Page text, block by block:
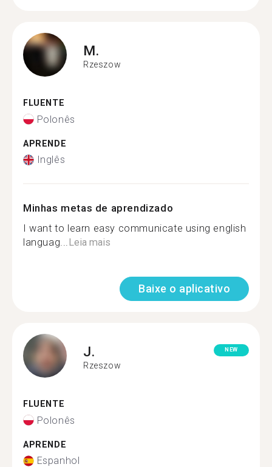
M.
Rzeszow
FLUENTE
Polonês
APRENDE
Inglês
Minhas metas de aprendizado
I want to learn easy communicate using english
languag...Leia mais
Baixe o aplicativo
J.
Rzeszow
NEW
FLUENTE
Polonês
APRENDE
Espanhol